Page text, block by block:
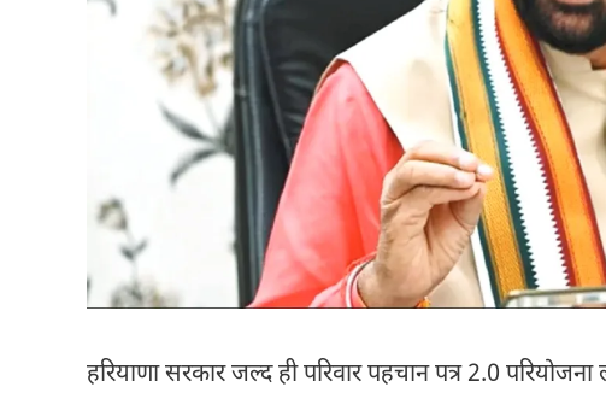
हरियाणा सरकार जल्द ही परिवार पहचान पत्र 2.0